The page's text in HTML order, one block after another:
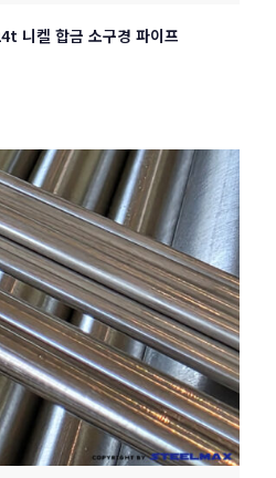
니켈 합금 소구경 파이프